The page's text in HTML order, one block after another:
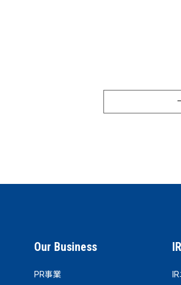
Our Business
PR事業
IR